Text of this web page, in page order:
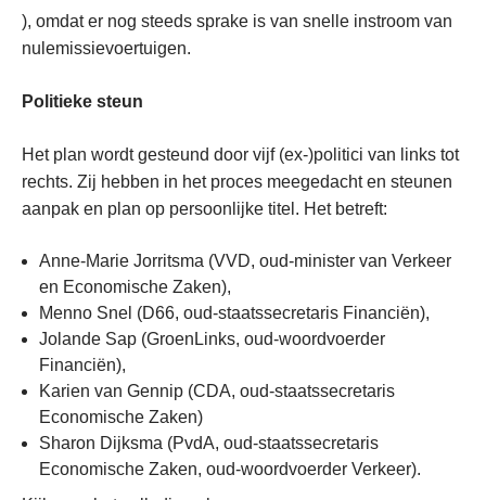
), omdat er nog steeds sprake is van snelle instroom van
nulemissievoertuigen.
Politieke steun
Het plan wordt gesteund door vijf (ex-)politici van links tot
rechts. Zij hebben in het proces meegedacht en steunen
aanpak en plan op persoonlijke titel. Het betreft:
Anne-Marie Jorritsma (VVD, oud-minister van Verkeer
en Economische Zaken),
Menno Snel (D66, oud-staatssecretaris Financiën),
Jolande Sap (GroenLinks, oud-woordvoerder
Financiën),
Karien van Gennip (CDA, oud-staatssecretaris
Economische Zaken)
Sharon Dijksma (PvdA, oud-staatssecretaris
Economische Zaken, oud-woordvoerder Verkeer).